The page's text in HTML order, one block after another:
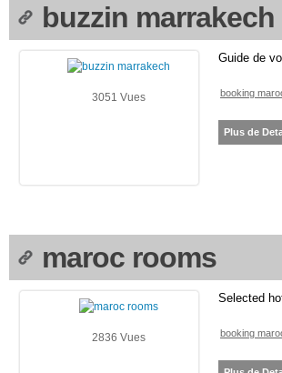
buzzin marrakech
3051 Vues
Guide de
booking
Plus de
maroc rooms
2836 Vues
Selected
booking